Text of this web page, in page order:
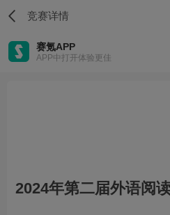
竞赛详情
赛氪APP
APP中打开体验更佳
2024年第二届外语阅